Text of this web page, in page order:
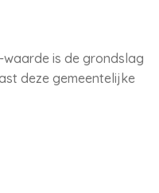
waarde is de grondslag
deze gemeentelijke